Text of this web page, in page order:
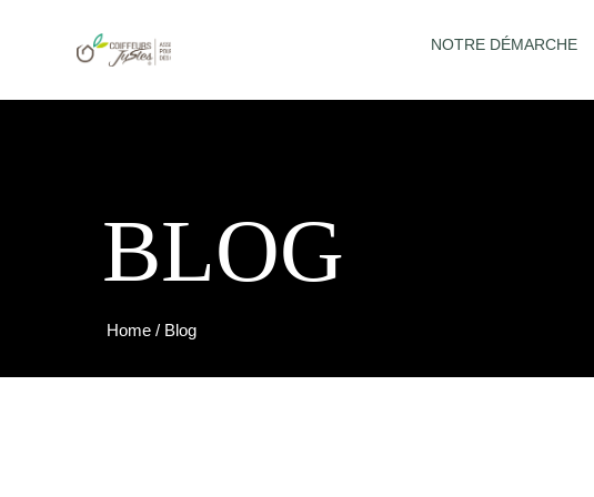
NOTRE DÉMARCHE
BLOG
Home / Blog